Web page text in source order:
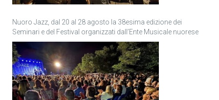
Nuoro Jazz, dal 20 al 28 agosto la 38esima edizione dei
Seminari e del Festival organizzati dall’Ente Musicale nuorese